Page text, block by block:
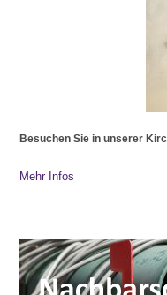
Besuchen Sie in unserer
Mehr Infos